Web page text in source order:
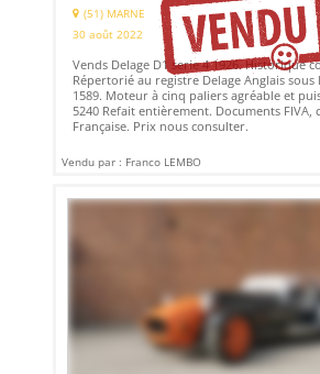
(51) MARNE
30 août 2022
Vends Delage D1 serie 4 1926. Historique
Répertorié au registre Delage Anglais sous
1589. Moteur à cinq paliers agréable et
5240 Refait entièrement. Documents FIVA,
Française. Prix nous consulter.
Vendu par : Franco LEMBO